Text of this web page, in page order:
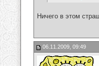
Ничего в этом
06.11.2009, 09:49